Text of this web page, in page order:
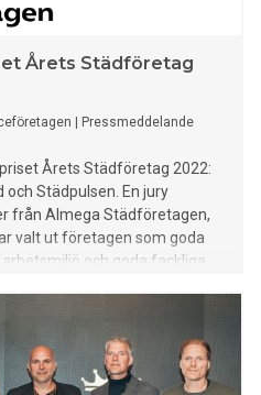
Årets Städföretag
Pressmeddelande
Årets Städföretag 2022:
Städpulsen. En jury
från Almega Städföretagen,
valt ut företagen som goda
och goda fackliga